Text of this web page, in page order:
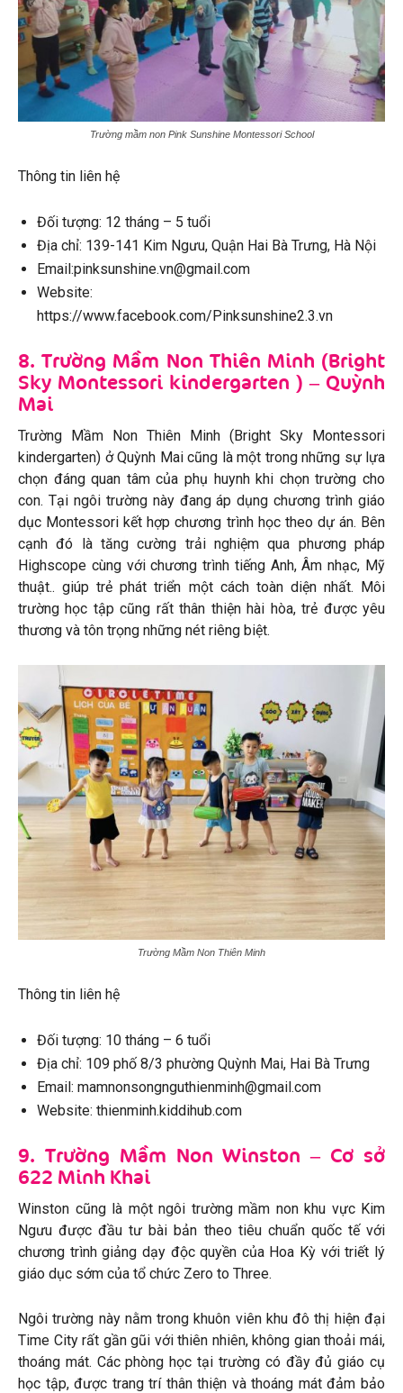
Trường mầm non Pink Sunshine Montessori School
Thông tin liên hệ
Đối tượng: 12 tháng – 5 tuổi
Địa chỉ: 139-141 Kim Ngưu, Quận Hai Bà Trưng, Hà Nội
Email:pinksunshine.vn@gmail.com
Website:
https://www.facebook.com/Pinksunshine2.3.vn
8. Trường Mầm Non Thiên Minh (Bright
Sky Montessori kindergarten ) – Quỳnh
Mai
Trường Mầm Non Thiên Minh (Bright Sky Montessori
kindergarten) ở Quỳnh Mai cũng là một trong những sự lựa
chọn đáng quan tâm của phụ huynh khi chọn trường cho
con. Tại ngôi trường này đang áp dụng chương trình giáo
dục Montessori kết hợp chương trình học theo dự án. Bên
cạnh đó là tăng cường trải nghiệm qua phương pháp
Highscope cùng với chương trình tiếng Anh, Âm nhạc, Mỹ
thuật.. giúp trẻ phát triển một cách toàn diện nhất. Môi
trường học tập cũng rất thân thiện hài hòa, trẻ được yêu
thương và tôn trọng những nét riêng biệt.
Trường Mầm Non Thiên Minh
Thông tin liên hệ
Đối tượng: 10 tháng – 6 tuổi
Địa chỉ: 109 phố 8/3 phường Quỳnh Mai, Hai Bà Trưng
Email: mamnonsongnguthienminh@gmail.com
Website: thienminh.kiddihub.com
9. Trường Mầm Non Winston – Cơ sở
622 Minh Khai
Winston cũng là một ngôi trường mầm non khu vực Kim
Ngưu được đầu tư bài bản theo tiêu chuẩn quốc tế với
chương trình giảng dạy độc quyền của Hoa Kỳ với triết lý
giáo dục sớm của tổ chức Zero to Three.
Ngôi trường này nằm trong khuôn viên khu đô thị hiện đại
Time City rất gần gũi với thiên nhiên, không gian thoải mái,
thoáng mát. Các phòng học tại trường có đầy đủ giáo cụ
học tập, được trang trí thân thiện và thoáng mát đảm bảo